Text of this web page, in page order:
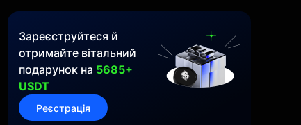
Зареєструйтеся й
отримайте вітальний
подарунок на 5685+
USDT
Реєстрація